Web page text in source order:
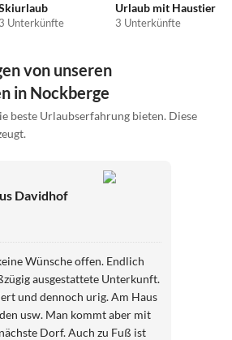
3 Unterkünfte
Urlaub mit Haustier
3 Unterkünfte
von unseren
in Nockberge
beste Urlaubserfahrung bieten. Diese
Davidhof
Wünsche offen. Endlich
ausgestattete Unterkunft.
und dennoch urig. Am Haus
usw. Man kommt aber mit
zu Fuß ist